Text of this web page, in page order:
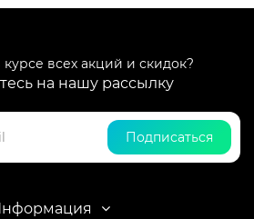
курсе всех акций и скидок?
на нашу рассылку
Подписаться